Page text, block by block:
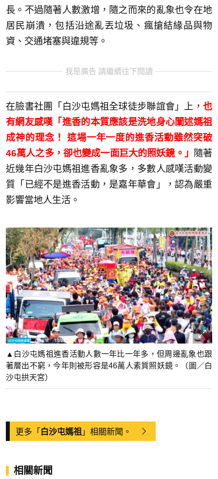
長。不過隨著人數激增，隨之而來的亂象也令在地
居民崩潰，包括沿途亂丟垃圾、瘋搶結緣品與物
資、交通堵塞與違規等。
我是廣告 請繼續往下閱讀
在臉書社團「白沙屯媽祖全球徒步聯誼會」上， 也
有網友感嘆「進香的本質應該是洗地身心闡述媽祖
成神的理念！ 這場一年一度的進香活動雖然突破
46萬人之多，卻也變成一面巨大的照妖鏡。」
隨著
近幾年白沙屯媽祖進香亂象多，多數人感嘆活動變
質「已經不是進香活動，是嘉年華會」，認為嚴重
影響當地人生活。
▲白沙屯媽祖進香活動人數一年比一年多，但周邊亂象也跟
著層出不窮，今年則被形容是46萬人素質照妖鏡。（圖／白
沙屯拱天宮）
更多「白沙屯媽祖 」相關新聞。
相關新聞